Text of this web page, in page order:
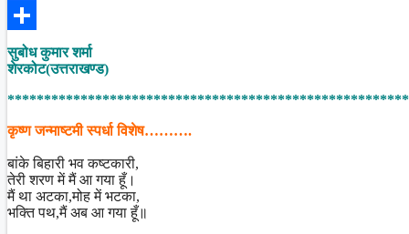
Facebook
Share
सुबोध कुमार शर्मा
शेरकोट(उत्तराखण्ड)
कृष्ण जन्माष्टमी स्पर्धा विशेष……….
बांके बिहारी भव कष्टकारी,
तेरी शरण में मैं आ गया हूँ।
मैं था अटका,मोह में भटका,
भक्ति पथ,मैं अब आ गया हूँ॥